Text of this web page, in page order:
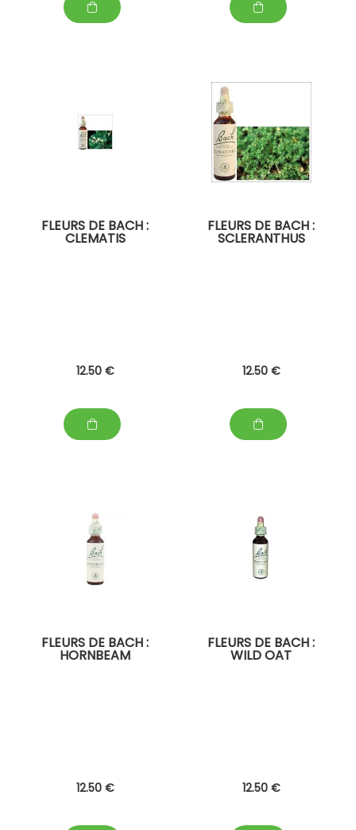
FLEURS DE BACH :
CLEMATIS
12.50 €
FLEURS DE BACH :
SCLERANTHUS
12.50 €
FLEURS DE BACH :
HORNBEAM
12.50 €
FLEURS DE BACH :
WILD OAT
12.50 €